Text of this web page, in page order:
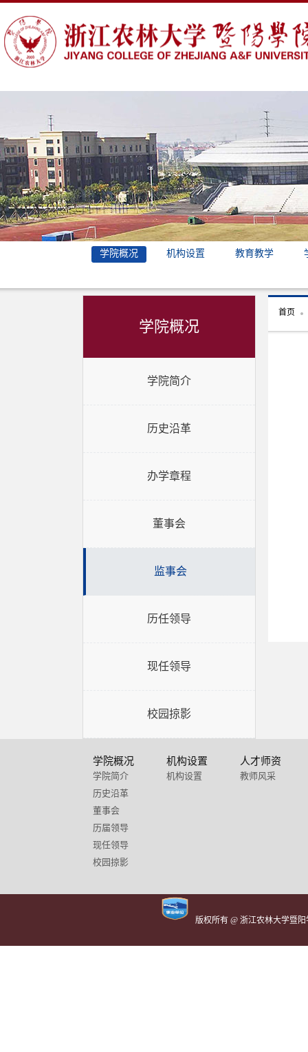
学院概况 机构设置 教育教学
学院概况
学院简介
历史沿革
办学章程
董事会
监事会
历任领导
现任领导
校园掠影
首页
学院概况
学院简介
历史沿革
董事会
历届领导
现任领导
校园掠影
机构设置
机构设置
人才师资
教师风采
版权所有 @ 浙江农林大学